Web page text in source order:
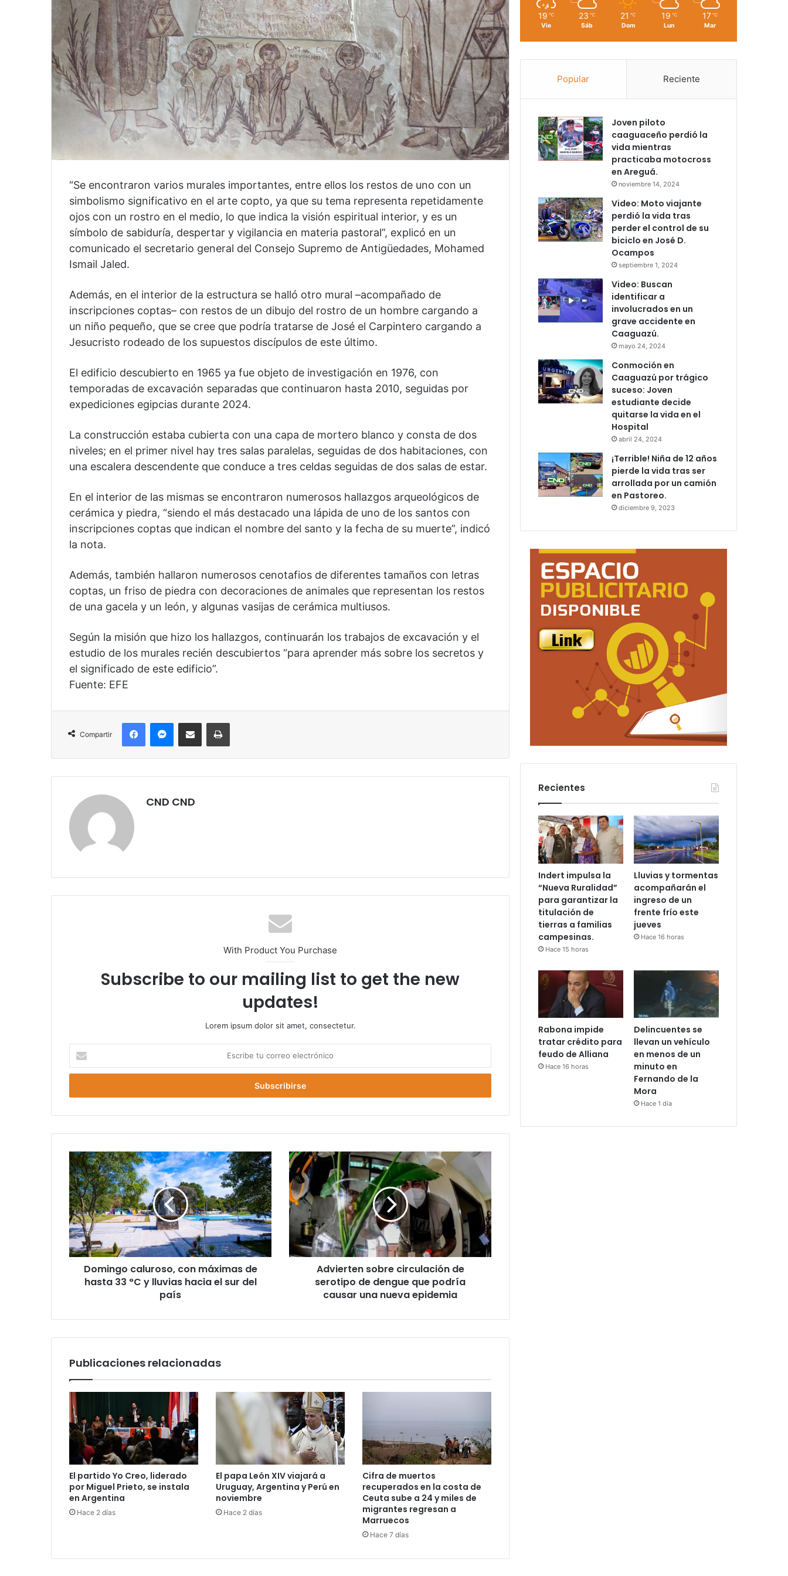
“Se encontraron varios murales importantes, entre ellos los restos de uno con un
simbolismo significativo en el arte copto, ya que su tema representa repetidamente
ojos con un rostro en el medio, lo que indica la visión espiritual interior, y es un
símbolo de sabiduría, despertar y vigilancia en materia pastoral”, explicó en un
comunicado el secretario general del Consejo Supremo de Antigüedades, Mohamed
Ismail Jaled.
Además, en el interior de la estructura se halló otro mural –acompañado de
inscripciones coptas– con restos de un dibujo del rostro de un hombre cargando a
un niño pequeño, que se cree que podría tratarse de José el Carpintero cargando a
Jesucristo rodeado de los supuestos discípulos de este último.
El edificio descubierto en 1965 ya fue objeto de investigación en 1976, con
temporadas de excavación separadas que continuaron hasta 2010, seguidas por
expediciones egipcias durante 2024.
La construcción estaba cubierta con una capa de mortero blanco y consta de dos
niveles; en el primer nivel hay tres salas paralelas, seguidas de dos habitaciones, con
una escalera descendente que conduce a tres celdas seguidas de dos salas de estar.
En el interior de las mismas se encontraron numerosos hallazgos arqueológicos de
cerámica y piedra, “siendo el más destacado una lápida de uno de los santos con
inscripciones coptas que indican el nombre del santo y la fecha de su muerte”, indicó
la nota.
Además, también hallaron numerosos cenotafios de diferentes tamaños con letras
coptas, un friso de piedra con decoraciones de animales que representan los restos
de una gacela y un león, y algunas vasijas de cerámica multiusos.
Según la misión que hizo los hallazgos, continuarán los trabajos de excavación y el
estudio de los murales recién descubiertos “para aprender más sobre los secretos y
el significado de este edificio”.
Fuente: EFE
Compartir
CND CND
With Product You Purchase
Subscribe to our mailing list to get the new
updates!
Lorem ipsum dolor sit amet, consectetur.
c
i
t
c
o
r
r
e
o
e
l
e
n
o
Domingo caluroso, con máximas de
hasta 33 °C y lluvias hacia el sur del
país
Advierten sobre circulación de
serotipo de dengue que podría
causar una nueva epidemia
Publicaciones relacionadas
El partido Yo Creo, liderado
por Miguel Prieto, se instala
en Argentina
Hace 2 días
El papa León XIV viajará a
Uruguay, Argentina y Perú en
noviembre
Hace 2 días
Cifra de muertos
recuperados en la costa de
Ceuta sube a 24 y miles de
migrantes regresan a
Marruecos
Hace 7 días
19 ℃
Vie
23 ℃
Sáb
21 ℃
Dom
19 ℃
Lun
17 ℃
Mar
Popular Reciente
Joven piloto
caaguaceño perdió la
vida mientras
practicaba motocross
en Areguá.
noviembre 14, 2024
Video: Moto viajante
perdió la vida tras
perder el control de su
biciclo en José D.
Ocampos
septiembre 1, 2024
Video: Buscan
identificar a
involucrados en un
grave accidente en
Caaguazú.
mayo 24, 2024
Conmoción en
Caaguazú por trágico
suceso: Joven
estudiante decide
quitarse la vida en el
Hospital
abril 24, 2024
¡Terrible! Niña de 12 años
pierde la vida tras ser
arrollada por un camión
en Pastoreo.
diciembre 9, 2023
Recientes
Indert impulsa la
“Nueva Ruralidad”
para garantizar la
titulación de
tierras a familias
campesinas.
Hace 15 horas
Lluvias y tormentas
acompañarán el
ingreso de un
frente frío este
jueves
Hace 16 horas
Rabona impide
tratar crédito para
feudo de Alliana
Hace 16 horas
Delincuentes se
llevan un vehículo
en menos de un
minuto en
Fernando de la
Mora
Hace 1 día